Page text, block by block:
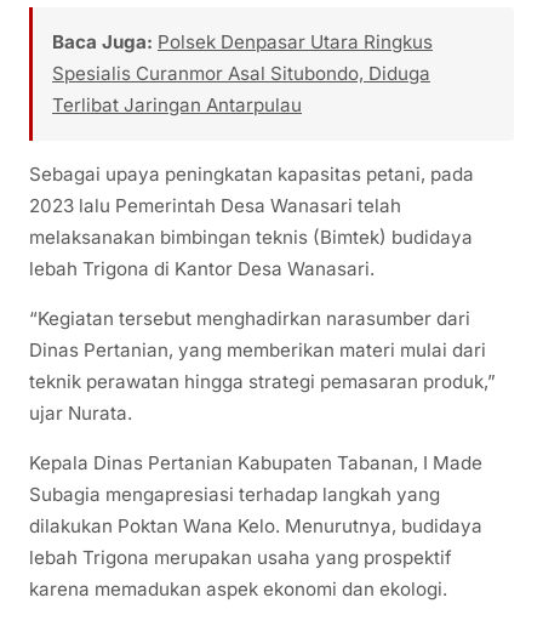
Baca Juga: Polsek Denpasar Utara Ringkus
Spesialis Curanmor Asal Situbondo, Diduga
Terlibat Jaringan Antarpulau
Sebagai upaya peningkatan kapasitas petani, pada
2023 lalu Pemerintah Desa Wanasari telah
melaksanakan bimbingan teknis (Bimtek) budidaya
lebah Trigona di Kantor Desa Wanasari.
“Kegiatan tersebut menghadirkan narasumber dari
Dinas Pertanian, yang memberikan materi mulai dari
teknik perawatan hingga strategi pemasaran produk,”
ujar Nurata.
Kepala Dinas Pertanian Kabupaten Tabanan, I Made
Subagia mengapresiasi terhadap langkah yang
dilakukan Poktan Wana Kelo. Menurutnya, budidaya
lebah Trigona merupakan usaha yang prospektif
karena memadukan aspek ekonomi dan ekologi.